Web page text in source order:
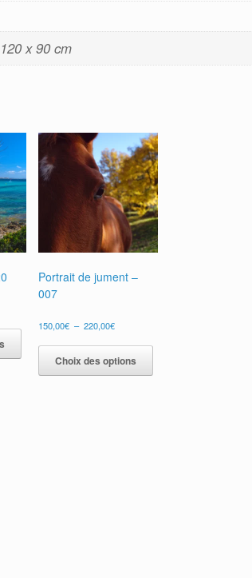
x 90 cm
Ce
a
plusieurs
Portrait de jument –
007
150,00€ – 220,00€Plage
prix :
150,00€
à
Choix des options
Ce
a